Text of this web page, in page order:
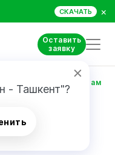
СКАЧАТЬ ×
Оставить
заявку
- Ташкент"?
Уразалиев Рустам